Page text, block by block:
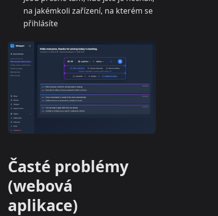
na jakémkoli zařízení, na kterém se
přihlásíte
Časté problémy
(webová
aplikace)